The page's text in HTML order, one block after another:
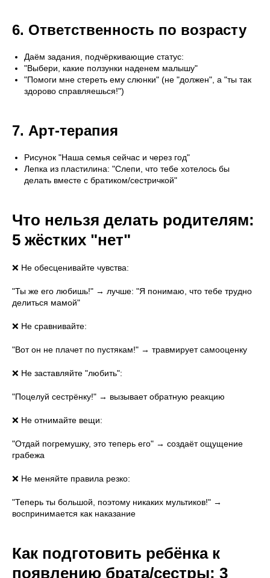
6. Ответственность по возрасту
Даём задания, подчёркивающие статус:
"Выбери, какие ползунки наденем малышу"
"Помоги мне стереть ему слюнки" (не "должен", а "ты так
здорово справляешься!")
7. Арт-терапия
Рисунок "Наша семья сейчас и через год"
Лепка из пластилина: "Слепи, что тебе хотелось бы
делать вместе с братиком/сестричкой"
Что нельзя делать родителям:
5 жёстких "нет"
❌ Не обесценивайте чувства:
"Ты же его любишь!" → лучше: "Я понимаю, что тебе трудно
делиться мамой"
❌ Не сравнивайте:
"Вот он не плачет по пустякам!" → травмирует самооценку
❌ Не заставляйте "любить":
"Поцелуй сестрёнку!" → вызывает обратную реакцию
❌ Не отнимайте вещи:
"Отдай погремушку, это теперь его" → создаёт ощущение
грабежа
❌ Не меняйте правила резко:
"Теперь ты большой, поэтому никаких мультиков!" →
воспринимается как наказание
Как подготовить ребёнка к
появлению брата/сестры: 3